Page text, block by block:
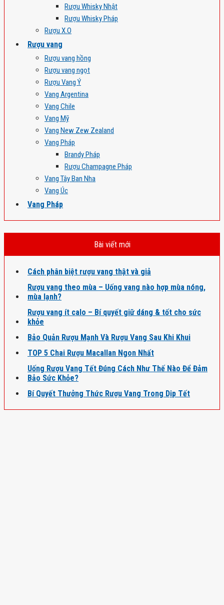
Rượu Whisky Nhật
Rượu Whisky Pháp
Rượu X.O
Rượu vang
Rượu vang hồng
Rượu vang ngọt
Rượu Vang Ý
Vang Argentina
Vang Chile
Vang Mỹ
Vang New Zew Zealand
Vang Pháp
Brandy Pháp
Rượu Champagne Pháp
Vang Tây Ban Nha
Vang Úc
Vang Pháp
Bài viết mới
Cách phân biệt rượu vang thật và giả
Rượu vang theo mùa – Uống vang nào hợp mùa nóng,
mùa lạnh?
Rượu vang ít calo – Bí quyết giữ dáng & tốt cho sức
khỏe
Bảo Quản Rượu Mạnh Và Rượu Vang Sau Khi Khui
TOP 5 Chai Rượu Macallan Ngon Nhất
Uống Rượu Vang Tết Đúng Cách Như Thế Nào Để Đảm
Bảo Sức Khỏe?
Bí Quyết Thưởng Thức Rượu Vang Trong Dịp Tết